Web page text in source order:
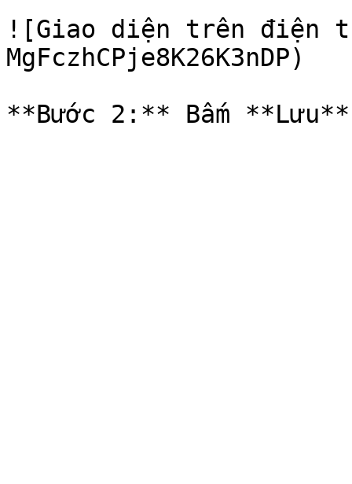
![Giao diện trên
MgFczhCPje8K26K3nDP)